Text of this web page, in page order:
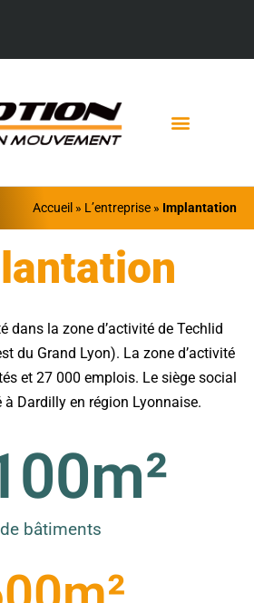
Accueil » L’entreprise » Implantation
dans la zone d’activité de Techlid
du Grand Lyon). La zone d’activité
et 27 000 emplois. Le siège social
à Dardilly en région Lyonnaise.
de bâtiments
m²